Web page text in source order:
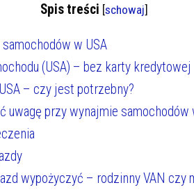
Spis treści [schowaj]
w USA
(USA) – bez karty kredytowej
– czy jest potrzebny?
uwagę przy wynajmie samochodów
wypożyczyć – rodzinny VAN czy